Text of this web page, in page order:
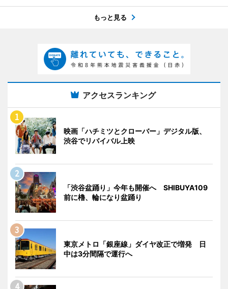
もっと見る
アクセスランキング
映画「ハチミツとクローバー」デジタル版、
渋谷でリバイバル上映
「渋谷盆踊り」今年も開催へ SHIBUYA109
前に櫓、輪になり盆踊り
東京メトロ「銀座線」ダイヤ改正で増発 日
中は3分間隔で運行へ